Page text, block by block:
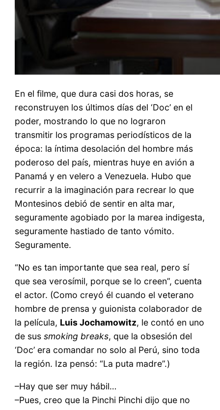
En el filme, que dura casi dos horas, se
reconstruyen los últimos días del ‘Doc’ en el
poder, mostrando lo que no lograron
transmitir los programas periodísticos de la
época: la íntima desolación del hombre más
poderoso del país, mientras huye en avión a
Panamá y en velero a Venezuela. Hubo que
recurrir a la imaginación para recrear lo que
Montesinos debió de sentir en alta mar,
seguramente agobiado por la marea indigesta,
seguramente hastiado de tanto vómito.
Seguramente.
“No es tan importante que sea real, pero sí
que sea verosímil, porque se lo creen”, cuenta
el actor. (Como creyó él cuando el veterano
hombre de prensa y guionista colaborador de
la película, Luis Jochamowitz, le contó en uno
de sussmoking breaks, que la obsesión del
‘Doc’ era comandar no solo al Perú, sino toda
la región. Iza pensó: “La puta madre”.)
–Hay que ser muy hábil…
–Pues, creo que la Pinchi Pinchi dijo que no